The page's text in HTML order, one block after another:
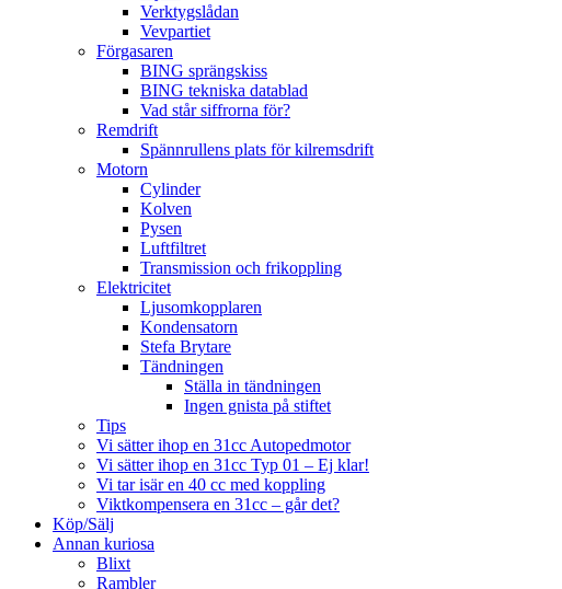
Verktygslådan
Vevpartiet
Förgasaren
BING sprängskiss
BING tekniska datablad
Vad står siffrorna för?
Remdrift
Spännrullens plats för kilremsdrift
Motorn
Cylinder
Kolven
Pysen
Luftfiltret
Transmission och frikoppling
Elektricitet
Ljusomkopplaren
Kondensatorn
Stefa Brytare
Tändningen
Ställa in tändningen
Ingen gnista på stiftet
Tips
Vi sätter ihop en 31cc Autopedmotor
Vi sätter ihop en 31cc Typ 01 – Ej klar!
Vi tar isär en 40 cc med koppling
Viktkompensera en 31cc – går det?
Köp/Sälj
Annan kuriosa
Blixt
Rambler